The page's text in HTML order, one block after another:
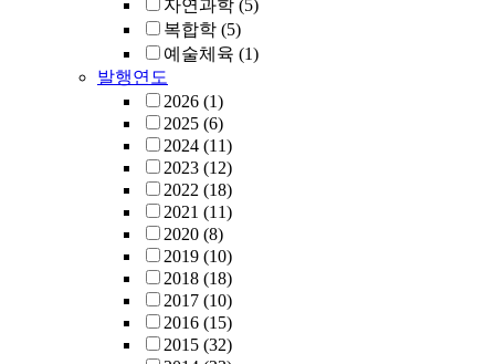
자연과학 (5)
복합학 (5)
예술체육 (1)
발행연도
2026 (1)
2025 (6)
2024 (11)
2023 (12)
2022 (18)
2021 (11)
2020 (8)
2019 (10)
2018 (18)
2017 (10)
2016 (15)
2015 (32)